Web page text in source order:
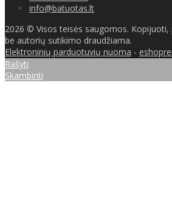
info@batuotas.lt
2026 © Visos teisės saugomos.
be autorių sutikimo draudžiama.
Elektroninių parduotuvių nuoma -
Rašyti
Skambinti